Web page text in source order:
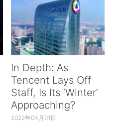
In Depth: As
Tencent Lays Off
Staff, Is Its ‘Winter’
Approaching?
2022年04月01日